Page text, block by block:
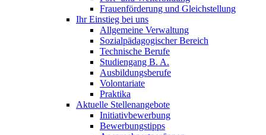
Frauenförderung und Gleichstellung
Ihr Einstieg bei uns
Allgemeine Verwaltung
Sozialpädagogischer Bereich
Technische Berufe
Studiengang B. A.
Ausbildungsberufe
Volontariate
Praktika
Aktuelle Stellenangebote
Initiativbewerbung
Bewerbungstipps